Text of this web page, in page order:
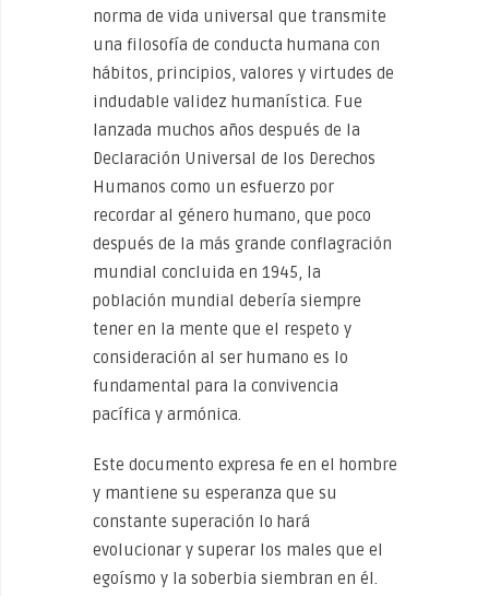
norma de vida universal que transmite
una filosofía de conducta humana con
hábitos, principios, valores y virtudes de
indudable validez humanística. Fue
lanzada muchos años después de la
Declaración Universal de los Derechos
Humanos como un esfuerzo por
recordar al género humano, que poco
después de la más grande conflagración
mundial concluida en 1945, la
población mundial debería siempre
tener en la mente que el respeto y
consideración al ser humano es lo
fundamental para la convivencia
pacífica y armónica.
Este documento expresa fe en el hombre
y mantiene su esperanza que su
constante superación lo hará
evolucionar y superar los males que el
egoísmo y la soberbia siembran en él.